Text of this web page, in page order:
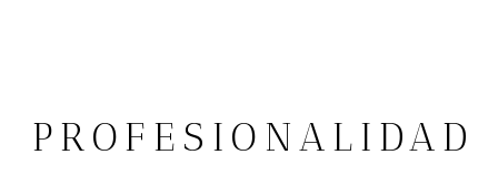
PROFESIONALIDAD